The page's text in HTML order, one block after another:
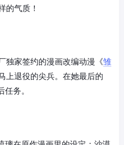
的气质！
独家签约的漫画改编动漫《雏
上退役的尖兵。在她最后的
务。